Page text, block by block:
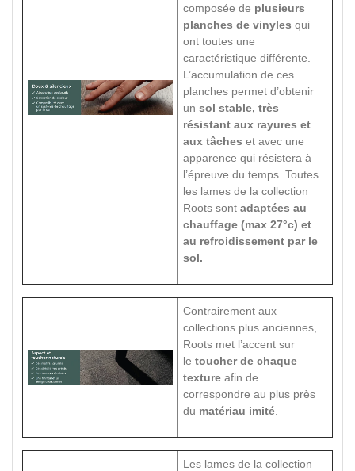
composée de plusieurs
planches de vinyles qui
ont toutes une
caractéristique différente.
L’accumulation de ces
planches permet d’obtenir
un sol stable, très
résistant aux rayures et
aux tâches et avec une
apparence qui résistera à
l’épreuve du temps. Toutes
les lames de la collection
Roots sont adaptées au
chauffage (max 27°c) et
au refroidissement par le
sol.
Contrairement aux
collections plus anciennes,
Roots met l’accent sur
le toucher de chaque
texture afin de
correspondre au plus près
du matériau imité
Les lames de la collection